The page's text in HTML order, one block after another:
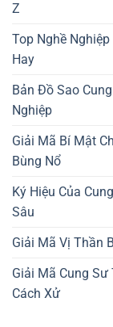
Z
Top Nghề
Hay
Bản Đồ Sao
Nghiệp
Giải Mã Bí Mật
Bùng Nổ
Ký Hiệu Của
Sâu
Giải Mã Vị Thần
Giải Mã Cung Sư
Cách Xử